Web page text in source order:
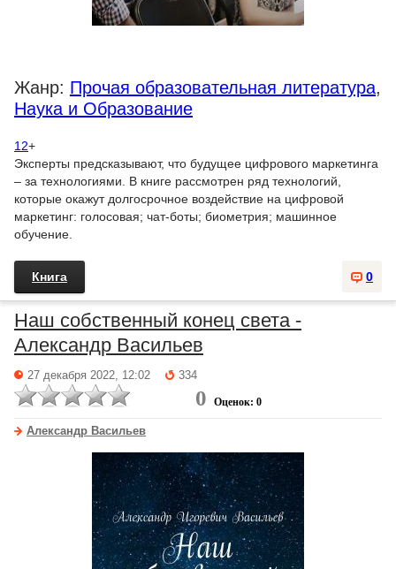
Жанр: Прочая образовательная литература,
Наука и Образование
12+
Эксперты предсказывают, что будущее цифрового маркетинга
– за технологиями. В книге рассмотрен ряд технологий,
которые окажут долгосрочное воздействие на цифровой
маркетинг: голосовая; чат-боты; биометрия; машинное
обучение.
0
Книга
Наш собственный конец света -
Александр Васильев
27 декабря 2022, 12:02 334
0 Оценок: 0
Александр Васильев